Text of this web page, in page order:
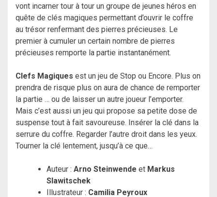
vont incarner tour à tour un groupe de jeunes héros en
quête de clés magiques permettant d’ouvrir le coffre
au trésor renfermant des pierres précieuses. Le
premier à cumuler un certain nombre de pierres
précieuses remporte la partie instantanément.
Clefs Magiques est un jeu de Stop ou Encore. Plus on
prendra de risque plus on aura de chance de remporter
la partie … ou de laisser un autre joueur l’emporter.
Mais c’est aussi un jeu qui propose sa petite dose de
suspense tout à fait savoureuse. Insérer la clé dans la
serrure du coffre. Regarder l’autre droit dans les yeux.
Tourner la clé lentement, jusqu’à ce que…
Auteur : Arno Steinwende et Markus
Slawitschek
Illustrateur : Camilia Peyroux